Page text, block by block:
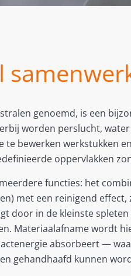
genoemd, is een
worden perslucht,
te bewerken werkstukken
oppervlakken
functies: het
met een reinigend
door in de kleinste
Materiaalafname wordt
absorbeert —
gehandhaafd kunnen